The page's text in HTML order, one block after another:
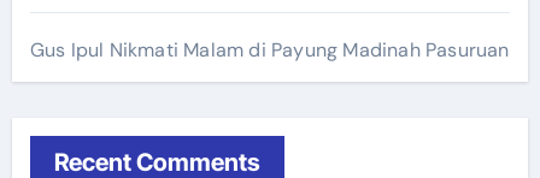
Gus Ipul Nikmati Malam di Payung Madinah Pasuruan
Recent Comments